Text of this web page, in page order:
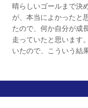
晴らしいゴールまで決
が、本当によかったと
たので、何か自分が成
走っていたと思います
いたので、こういう結